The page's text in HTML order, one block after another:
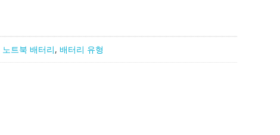
노트북 배터리, 배터리 유형